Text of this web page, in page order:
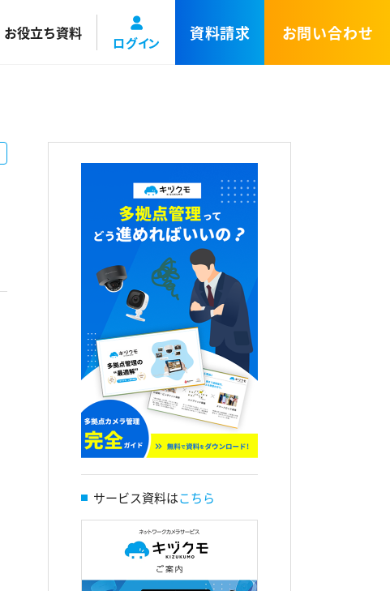
お役立ち資料
ログイン 資料請求 お問い合わせ
サービス資料はこちら